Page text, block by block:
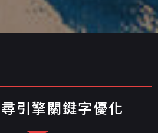
引擎關鍵字優化